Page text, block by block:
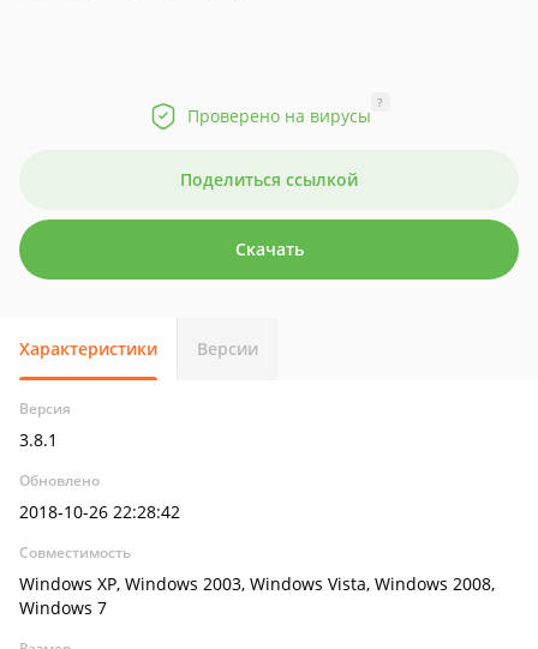
Проверено на вирусы
?
Поделиться ссылкой
Скачать
Характеристики Версии
Версия
3.8.1
Обновлено
2018-10-26 22:28:42
Совместимость
Windows XP, Windows 2003, Windows Vista, Windows 2008,
Windows 7